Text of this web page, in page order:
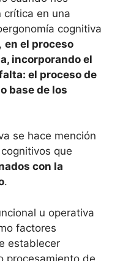
crítica en una
cognitiva
en el proceso
incorporando el
el proceso de
base de los
se hace mención
que
con la
.
u operativa
factores
establecer
procesamiento de